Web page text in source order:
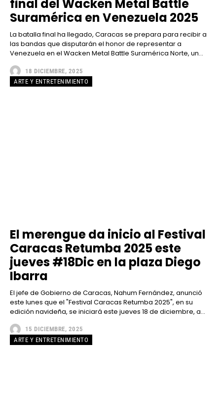
final del Wacken Metal Battle
Suramérica en Venezuela 2025
La batalla final ha llegado, Caracas se prepara para recibir a
las bandas que disputarán el honor de representar a
Venezuela en el Wacken Metal Battle Suramérica Norte, un...
18 DICIEMBRE, 2025
ARTE Y ENTRETENIMIENTO
El merengue da inicio al Festival
Caracas Retumba 2025 este
jueves #18Dic en la plaza Diego
Ibarra
El jefe de Gobierno de Caracas, Nahum Fernández, anunció
este lunes que el "Festival Caracas Retumba 2025", en su
edición navideña, se iniciará este jueves 18 de diciembre, a...
15 DICIEMBRE, 2025
ARTE Y ENTRETENIMIENTO